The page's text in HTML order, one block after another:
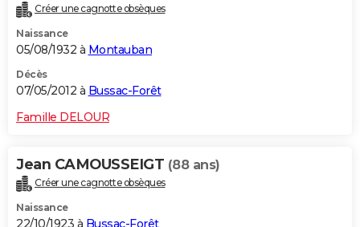
Créer une cagnotte obsèques
Naissance
05/08/1932 à Montauban
Décès
07/05/2012 à Bussac-Forêt
Famille DELOUR
Jean CAMOUSSEIGT (88 ans)
Créer une cagnotte obsèques
Naissance
22/10/1923 à Bussac-Forêt